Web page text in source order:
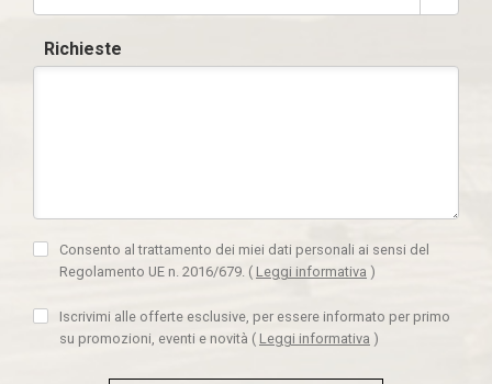
Richieste
Consento al trattamento dei miei dati personali ai sensi del
Regolamento UE n. 2016/679. ( Leggi informativa )
Iscrivimi alle offerte esclusive, per essere informato per primo
su promozioni, eventi e novità ( Leggi informativa )